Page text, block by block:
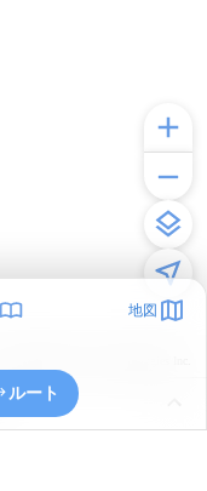
地図
ルート